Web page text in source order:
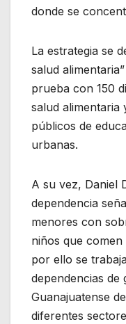
donde se
La estrategia se
salud
prueba con 150
salud alimentaria
públicos de
urbanas.
A su vez, Daniel
dependencia
menores con
niños que
por ello se
dependencias de
Guanajuatense
diferentes